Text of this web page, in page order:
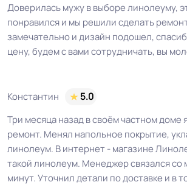
Доверилась мужу в выборе линолеуму,
понравился и мы решили сделать
замечательно и дизайн подошел,
цену, будем с вами сотрудничать, вы
Константин
5.0
Три месяца назад в своём частном доме
ремонт. Менял напольное покрытие,
линолеум. В интернет - магазине
такой линолеум. Менеджер связался со
минут. Уточнил детали по доставке и в